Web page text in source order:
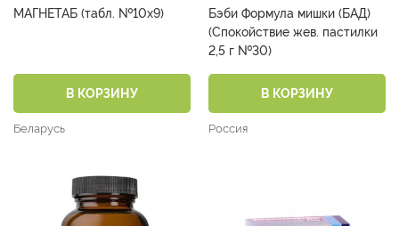
МАГНЕТАБ (табл. №10х9)
В КОРЗИНУ
Беларусь
Бэби Формула мишки (БАД)
(Спокойствие жев. пастилки
2,5 г №30)
В КОРЗИНУ
Россия